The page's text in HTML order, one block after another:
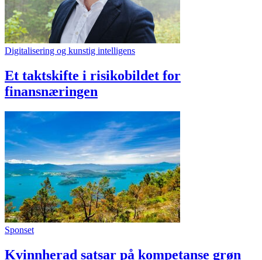
Digitalisering og kunstig intelligens
Et taktskifte i risikobildet for
finansnæringen
Sponset
Kvinnherad satsar på kompetanse grøn